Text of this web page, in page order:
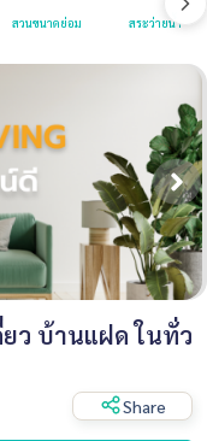
สวนขนาดย่อม สระว่ายน้ำ
ว บ้านแฝด ในทั่ว
Share